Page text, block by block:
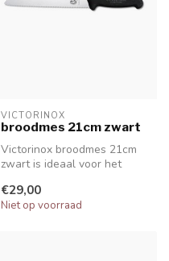
VICTORINOX
broodmes 21cm zwart
Victorinox broodmes 21cm
zwart is ideaal voor het
brood...
€29,00
Niet op voorraad